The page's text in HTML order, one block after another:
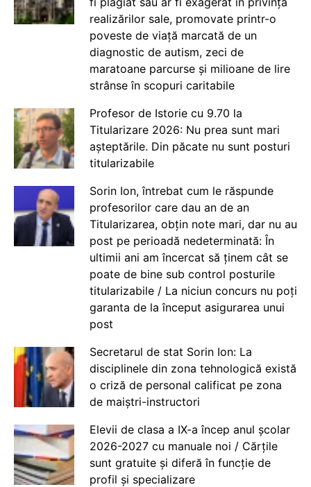
realizărilor sale, promovate printr-o
poveste de viață marcată de un
diagnostic de autism, zeci de
maratoane parcurse și milioane de lire
strânse în scopuri caritabile
Profesor de Istorie cu 9.70 la
Titularizare 2026: Nu prea sunt mari
așteptările. Din păcate nu sunt posturi
titularizabile
Sorin Ion, întrebat cum le răspunde
profesorilor care dau an de an
Titularizarea, obțin note mari, dar nu au
post pe perioadă nedeterminată: În
ultimii ani am încercat să ținem cât se
poate de bine sub control posturile
titularizabile / La niciun concurs nu poți
garanta de la început asigurarea unui
post
Secretarul de stat Sorin Ion: La
disciplinele din zona tehnologică există
o criză de personal calificat pe zona
de maiștri-instructori
Elevii de clasa a IX-a încep anul școlar
2026-2027 cu manuale noi / Cărțile
sunt gratuite și diferă în funcție de
profil și specializare